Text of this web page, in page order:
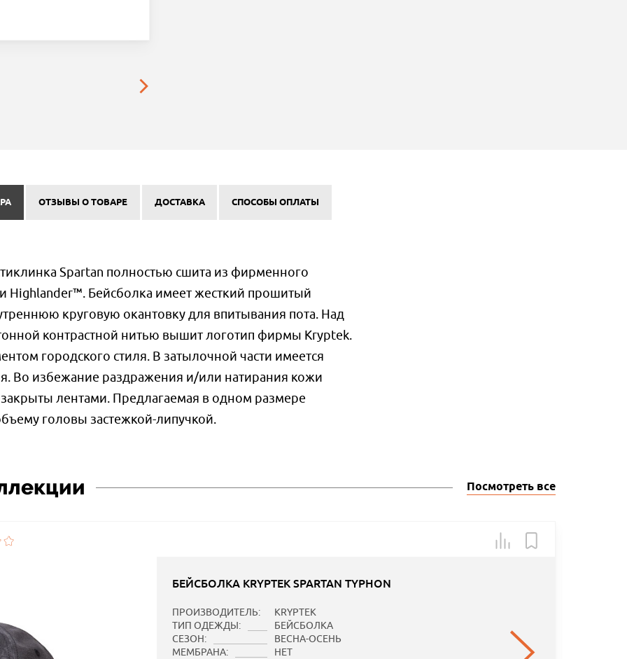
ОТЗЫВЫ О ТОВАРЕ ДОСТАВКА СПОСОБЫ ОПЛАТЫ
Spartan полностью сшита из фирменного
Highlander™. Бейсболка имеет жесткий прошитый
круговую окантовку для впитывания пота. Над
контрастной нитью вышит логотип фирмы Kryptek.
городского стиля. В затылочной части имеется
Во избежание раздражения и/или натирания кожи
лентами. Предлагаемая в одном размере
головы застежкой-липучкой.
Посмотреть все
БЕЙСБОЛКА KRYPTEK SPARTAN TYPHON
ПРОИЗВОДИТЕЛЬ:
KRYPTEK
ТИП ОДЕЖДЫ:
БЕЙСБОЛКА
СЕЗОН:
ВЕСНА-ОСЕНЬ
МЕМБРАНА:
НЕТ